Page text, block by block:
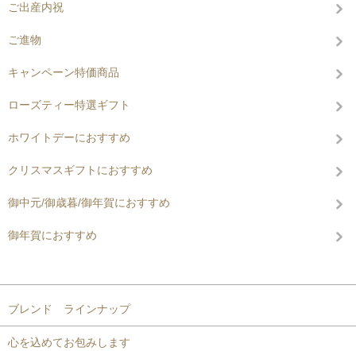
ご出産内祝
ご進物
キャンペーン特価商品
ローズティー特選ギフト
ホワイトデーにおすすめ
クリスマスギフトにおすすめ
御中元/御歳暮/御年賀におすすめ
御年賀におすすめ
ブレンド ラインナップ
心を込めてお包みします